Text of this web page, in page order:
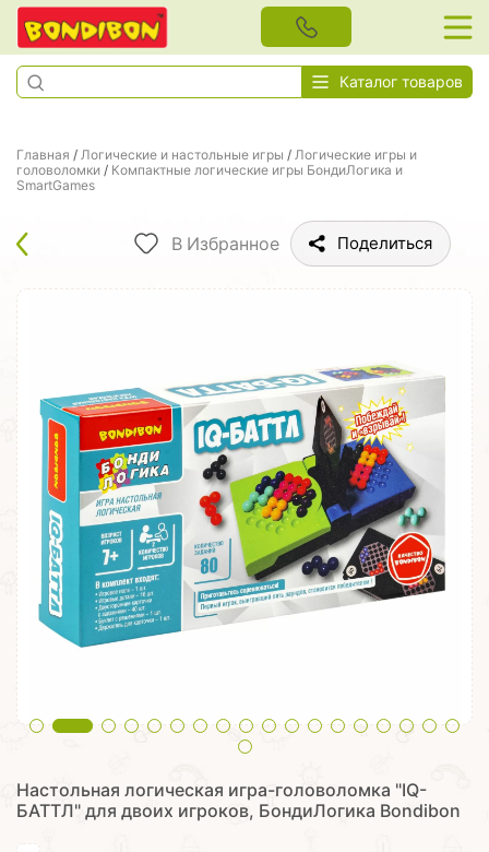
Каталог товаров
Главная / Логические и настольные игры / Логические игры и
головоломки / Компактные логические игры БондиЛогика и
SmartGames
В Избранное Поделиться
Настольная логическая игра-головоломка "IQ-
БАТТЛ" для двоих игроков, БондиЛогика Bondibon